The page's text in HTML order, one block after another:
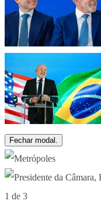
Fechar modal.
1 de 3